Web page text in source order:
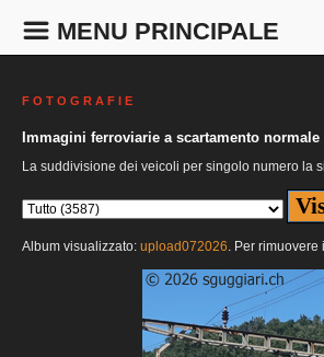
MENU PRINCIPALE
F O T O G R A F I E
Immagini ferroviarie a scartamento normale
La suddivisione dei veicoli per singolo numero la
Album visualizzato: upload072026. Per rimuovere